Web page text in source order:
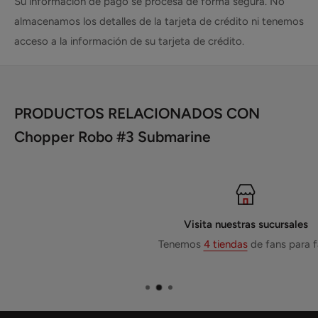
almacenamos los detalles de la tarjeta de crédito ni tenemos
acceso a la información de su tarjeta de crédito.
PRODUCTOS RELACIONADOS CON
Chopper Robo #3 Submarine
Visita nuestras sucursales
4 tiendasde fans para fans